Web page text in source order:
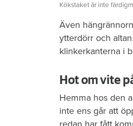
Kökstaket är inte
Även
ytterdörr och
klinkerkanterna i
Hot om vite
Hemma hos den
inte ens går att